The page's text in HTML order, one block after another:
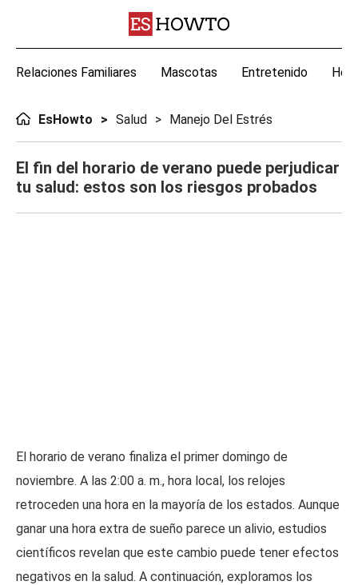
Relaciones Familiares Mascotas Entretenido
EsHowto Salud Manejo Del Estrés
El fin del horario de verano puede perjudicar
tu salud: estos son los riesgos probados
El horario de verano finaliza el primer domingo de
noviembre. A las 2:00 a. m., hora local, los relojes
retroceden una hora en la mayoría de los estados. Aunque
ganar una hora extra de sueño parece un alivio, estudios
científicos revelan que este cambio puede tener efectos
negativos en la salud. A continuación, exploramos los